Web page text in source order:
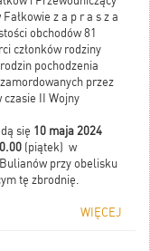
WIDOK, SUŁKÓW,
Fałkowie z a p r a s z a
obchodów 81
członków rodziny
pochodzenia
przez
czasie II Wojny
się 10 maja 2024
(piątek) w
przy obelisku
tę zbrodnię.
WIĘCEJ